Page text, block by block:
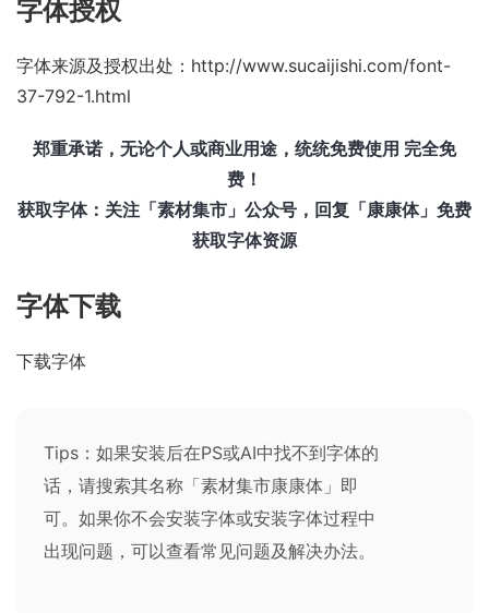
字体授权
字体来源及授权出处： http://www.sucaijishi.com/font-
37-792-1.html
郑重承诺，无论个人或商业用途，统统免费使用 完全免
费！
获取字体：关注「素材集市」公众号，回复「康康体」免费
获取字体资源
字体下载
下载字体
Tips：如果安装后在PS或AI中找不到字体的
话，请搜索其名称「素材集市康康体」即
可。如果你不会安装字体或安装字体过程中
出现问题，可以查看常见问题及解决办法。